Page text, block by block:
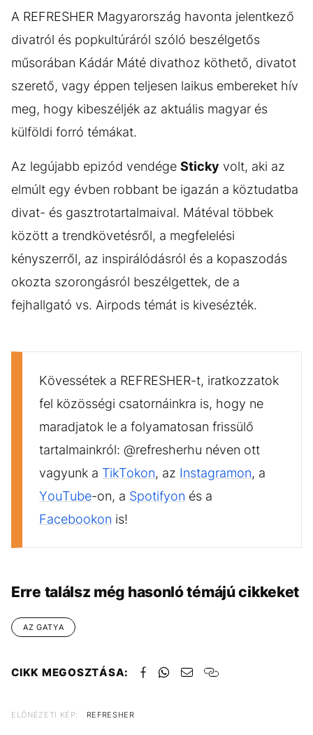
A REFRESHER Magyarország havonta jelentkező
divatról és popkultúráról szóló beszélgetős
műsorában Kádár Máté divathoz köthető, divatot
szerető, vagy éppen teljesen laikus embereket hív
meg, hogy kibeszéljék az aktuális magyar és
külföldi forró témákat.
Az legújabb epizód vendége Sticky volt, aki az
elmúlt egy évben robbant be igazán a köztudatba
divat- és gasztrotartalmaival. Mátéval többek
között a trendkövetésről, a megfelelési
kényszerről, az inspirálódásról és a kopaszodás
okozta szorongásról beszélgettek, de a
fejhallgató vs. Airpods témát is kivesézték.
Kövessétek a REFRESHER-t, iratkozzatok
fel közösségi csatornáinkra is, hogy ne
maradjatok le a folyamatosan frissülő
tartalmainkról: @refresherhu néven ott
vagyunk a TikTokon, az Instagramon, a
YouTube-on, a Spotifyon és a
Facebookon is!
Erre találsz még hasonló témájú cikkeket
AZ GATYA
CIKK MEGOSZTÁSA:
ELŐNÉZETI KÉP: REFRESHER